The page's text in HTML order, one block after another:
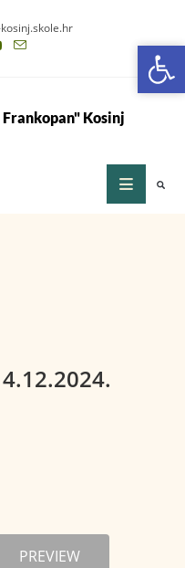
Kosinj
PREVIEW